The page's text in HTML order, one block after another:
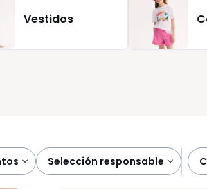
Vestidos
selección responsable